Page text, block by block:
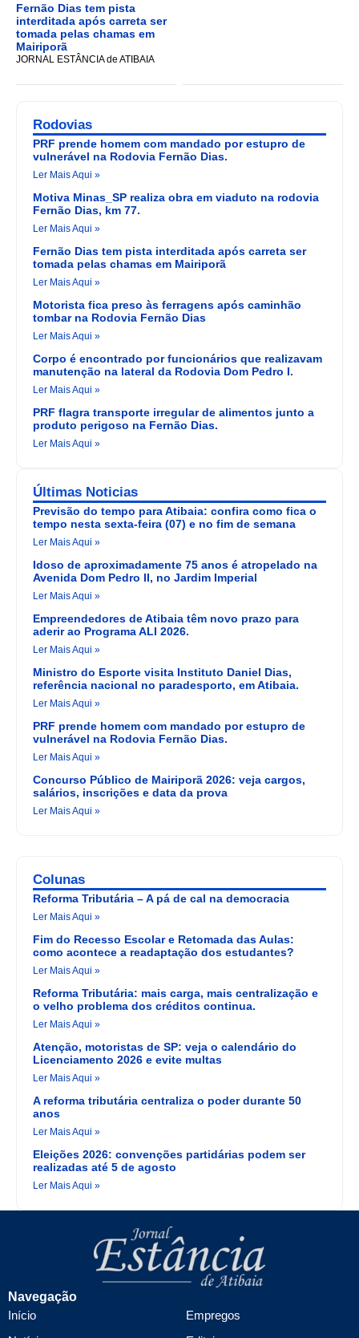
Fernão Dias tem pista
interditada após carreta ser
tomada pelas chamas em
Mairiporã
JORNAL ESTÂNCIA de ATIBAIA
Rodovias
PRF prende homem com mandado por estupro de
vulnerável na Rodovia Fernão Dias.
Ler Mais Aqui »
Motiva Minas_SP realiza obra em viaduto na rodovia
Fernão Dias, km 77.
Ler Mais Aqui »
Fernão Dias tem pista interditada após carreta ser
tomada pelas chamas em Mairiporã
Ler Mais Aqui »
Motorista fica preso às ferragens após caminhão
tombar na Rodovia Fernão Dias
Ler Mais Aqui »
Corpo é encontrado por funcionários que realizavam
manutenção na lateral da Rodovia Dom Pedro I.
Ler Mais Aqui »
PRF flagra transporte irregular de alimentos junto a
produto perigoso na Fernão Dias.
Ler Mais Aqui »
Últimas Noticias
Previsão do tempo para Atibaia: confira como fica o
tempo nesta sexta-feira (07) e no fim de semana
Ler Mais Aqui »
Idoso de aproximadamente 75 anos é atropelado na
Avenida Dom Pedro II, no Jardim Imperial
Ler Mais Aqui »
Empreendedores de Atibaia têm novo prazo para
aderir ao Programa ALI 2026.
Ler Mais Aqui »
Ministro do Esporte visita Instituto Daniel Dias,
referência nacional no paradesporto, em Atibaia.
Ler Mais Aqui »
PRF prende homem com mandado por estupro de
vulnerável na Rodovia Fernão Dias.
Ler Mais Aqui »
Concurso Público de Mairiporã 2026: veja cargos,
salários, inscrições e data da prova
Ler Mais Aqui »
Colunas
Reforma Tributária – A pá de cal na democracia
Ler Mais Aqui »
Fim do Recesso Escolar e Retomada das Aulas:
como acontece a readaptação dos estudantes?
Ler Mais Aqui »
Reforma Tributária: mais carga, mais centralização e
o velho problema dos créditos continua.
Ler Mais Aqui »
Atenção, motoristas de SP: veja o calendário do
Licenciamento 2026 e evite multas
Ler Mais Aqui »
A reforma tributária centraliza o poder durante 50
anos
Ler Mais Aqui »
Eleições 2026: convenções partidárias podem ser
realizadas até 5 de agosto
Ler Mais Aqui »
Navegação
Início
Empregos